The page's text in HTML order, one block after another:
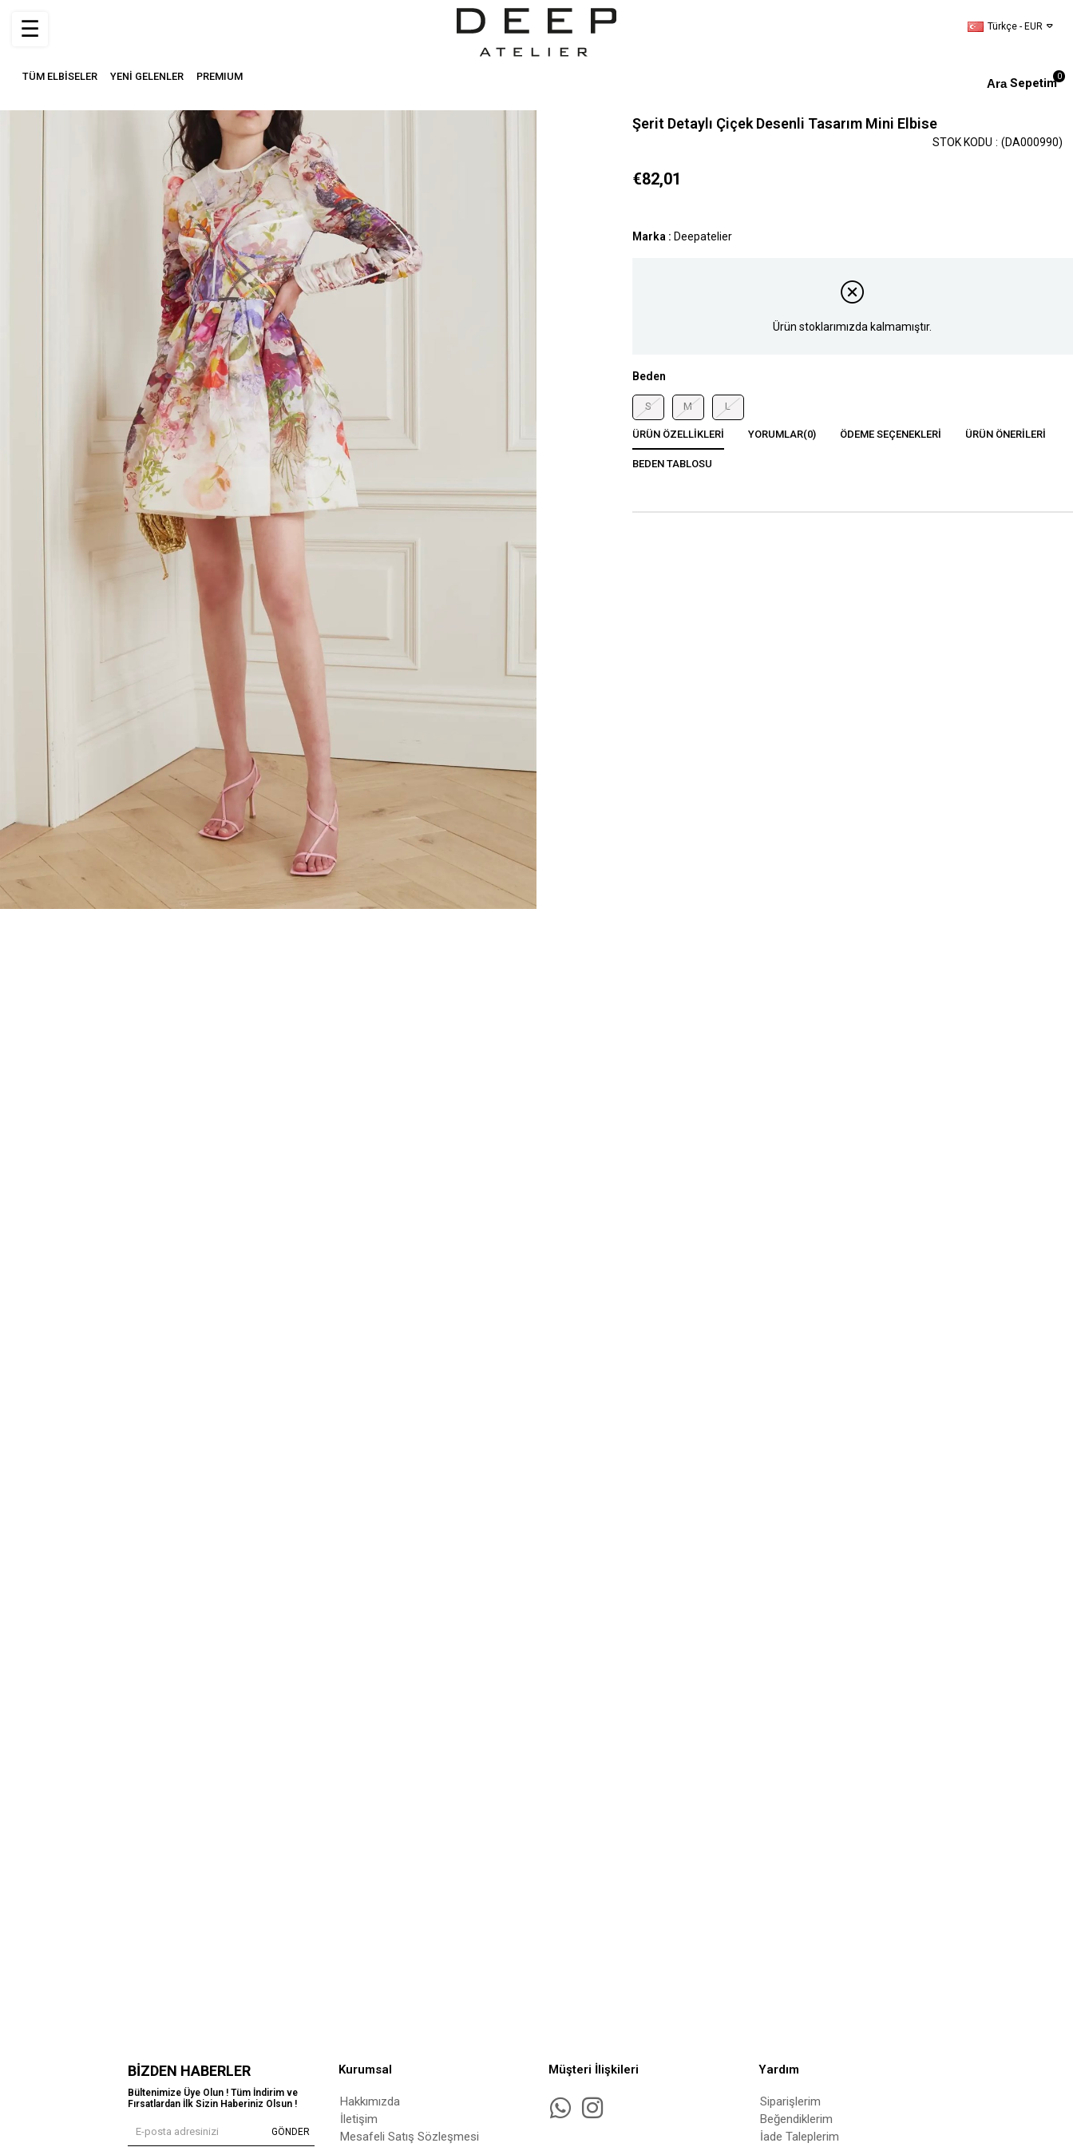
Türkçe - EUR
Sepetim0
TÜM ELBİSELER YENİ GELENLER PREMIUM
☰
Şerit Detaylı Çiçek Desenli Tasarım Mini Elbise
(DA000990)
STOK KODU
€82,01
Marka : Deepatelier
Ürün stoklarımızda kalmamıştır.
Beden
S M L
ÜRÜN ÖZELLIKLERI YORUMLAR(0) ÖDEME SEÇENEKLERI ÜRÜN ÖNERILERI
BEDEN TABLOSU
BIZDEN HABERLER
Bültenimize Üye Olun ! Tüm İndirim ve
Fırsatlardan İlk Sizin Haberiniz Olsun !
GÖNDER
Kurumsal
Hakkımızda
İletişim
Mesafeli Satış Sözleşmesi
Müşteri İlişkileri Yardım
Siparişlerim
Beğendiklerim
İade Taleplerim